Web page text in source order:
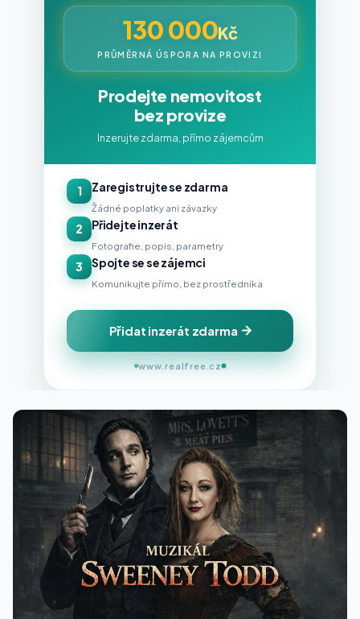
130 000Kč
PRŮMĚRNÁ ÚSPORA NA PROVIZI
Prodejte nemovitost
bez provize
Inzerujte zdarma, přímo zájemcům
1 Zaregistrujte se zdarma
Žádné poplatky ani závazky
2 Přidejte inzerát
Fotografie, popis, parametry
3 Spojte se se zájemci
Komunikujte přímo, bez prostředníka
Přidat inzerát zdarma
www.realfree.cz